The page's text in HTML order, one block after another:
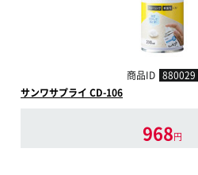
商品ID 880029
サンワサプライ CD-106
968円